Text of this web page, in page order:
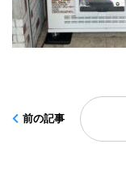
前の記事